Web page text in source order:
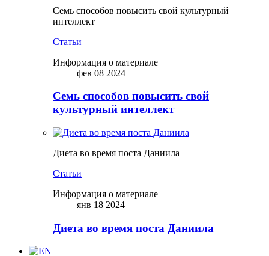
Семь способов повысить свой культурный
интеллект
Статьи
Информация о материале
фев 08 2024
Семь способов повысить свой
культурный интеллект
Диета во время поста Даниила
Статьи
Информация о материале
янв 18 2024
Диета во время поста Даниила